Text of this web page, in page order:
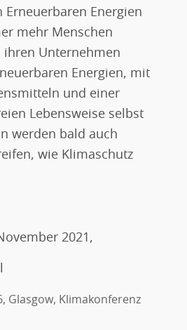
Erneuerbaren Energien
mehr Menschen
Unternehmen
Energien, mit
und einer
Lebensweise selbst
werden bald auch
wie Klimaschutz
2021,
, Glasgow, Klimakonferenz